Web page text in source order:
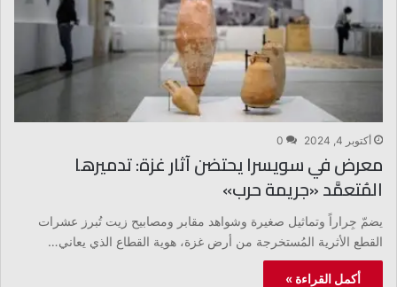
أكتوبر 4, 2024 0
معرض في سويسرا يحتضن آثار غزة: تدميرها
المُتعمَّد «جريمة حرب»
يضمّ جِراراً وتماثيل صغيرة وشواهد مقابر ومصابيح زيت تُبرز عشرات
القطع الأثرية المُستخرجة من أرض غزة، هوية القطاع الذي يعاني…
أكمل القراءة »